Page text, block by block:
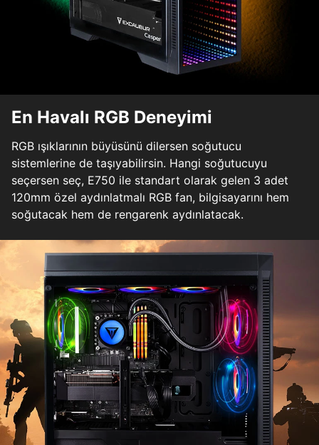
En Havalı RGB Deneyimi
RGB ışıklarının büyüsünü dilersen soğutucu
sistemlerine de taşıyabilirsin. Hangi soğutucuyu
seçersen seç, E750 ile standart olarak gelen 3 adet
120mm özel aydınlatmalı RGB fan, bilgisayarını hem
soğutacak hem de rengarenk aydınlatacak.